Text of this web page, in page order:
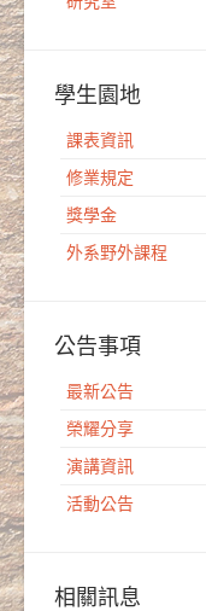
學生園地
課表資訊
修業規定
獎學金
外系野外課程
公告事項
最新公告
榮耀分享
演講資訊
活動公告
相關訊息